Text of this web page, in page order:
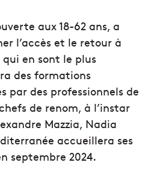
aux 18-62 ans, a
l’accès et le retour à
qui en sont le plus
des formations
par des professionnels de
de renom, à l’instar
Mazzia, Nadia
accueillera ses
septembre 2024.